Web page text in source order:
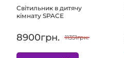
Світильник в дитячу
кімнату SPACE
8900грн. 11351грн.